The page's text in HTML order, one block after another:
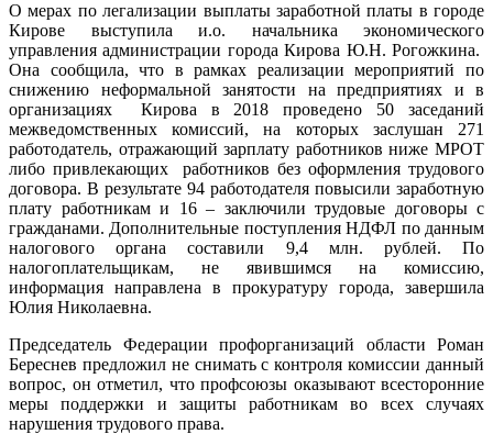
О мерах по легализации выплаты заработной платы в городе
Кирове выступила и.о. начальника экономического
управления администрации города Кирова Ю.Н. Рогожкина.
Она сообщила, что в рамках реализации мероприятий по
снижению неформальной занятости на предприятиях и в
организациях Кирова в 2018 проведено 50 заседаний
межведомственных комиссий, на которых заслушан 271
работодатель, отражающий зарплату работников ниже МРОТ
либо привлекающих работников без оформления трудового
договора. В результате 94 работодателя повысили заработную
плату работникам и 16 – заключили трудовые договоры с
гражданами. Дополнительные поступления НДФЛ по данным
налогового органа составили 9,4 млн. рублей. По
налогоплательщикам, не явившимся на комиссию,
информация направлена в прокуратуру города, завершила
Юлия Николаевна.
Председатель Федерации профорганизаций области Роман
Береснев предложил не снимать с контроля комиссии данный
вопрос, он отметил, что профсоюзы оказывают всесторонние
меры поддержки и защиты работникам во всех случаях
нарушения трудового права.